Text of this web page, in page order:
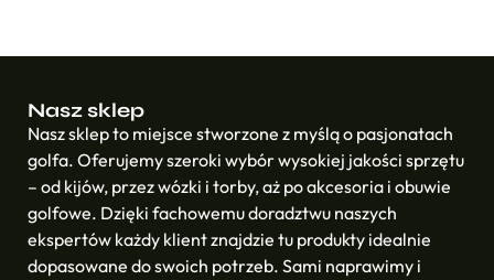
Nasz sklep
Nasz sklep to miejsce stworzone z myślą o pasjonatach
golfa. Oferujemy szeroki wybór wysokiej jakości sprzętu
– od kijów, przez wózki i torby, aż po akcesoria i obuwie
golfowe. Dzięki fachowemu doradztwu naszych
ekspertów każdy klient znajdzie tu produkty idealnie
dopasowane do swoich potrzeb. Sami naprawimy i